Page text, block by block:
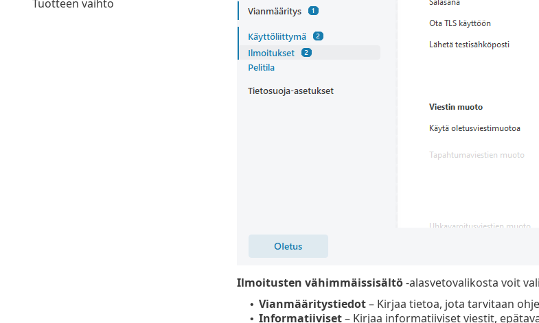
Ilmoitusten vähimmäissisältö-alasvetovalikosta voit
• Vianmääritystiedot– Kirjaa tietoa, jota tarvitaan
• Informatiiviset– Kirjaa informatiiviset viestit,